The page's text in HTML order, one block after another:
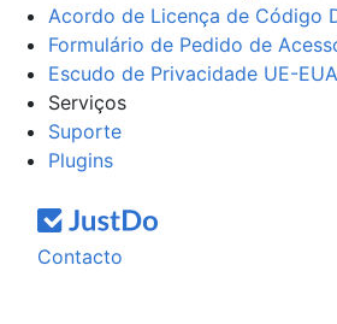
Acordo de Licença de Código
Formulário de Pedido de
Escudo de Privacidade UE-
Serviços
Suporte
Plugins
Contacto